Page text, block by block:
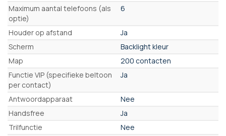
Maximum aantal telefoons (als
optie)
6
Houder op afstand
Ja
Scherm
Backlight kleur
Map
200 contacten
Functie VIP (specifieke beltoon
per contact)
Ja
Antwoordapparaat
Nee
Handsfree
Ja
Trilfunctie
Nee